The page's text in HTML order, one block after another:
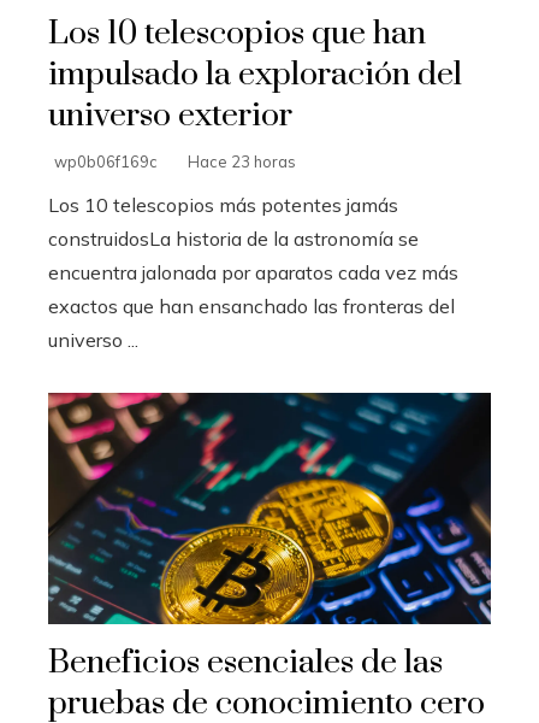
Los 10 telescopios que han
impulsado la exploración del
universo exterior
wp0b06f169c Hace 23 horas
Los 10 telescopios más potentes jamás
construidosLa historia de la astronomía se
encuentra jalonada por aparatos cada vez más
exactos que han ensanchado las fronteras del
universo ...
Beneficios esenciales de las
pruebas de conocimiento cero